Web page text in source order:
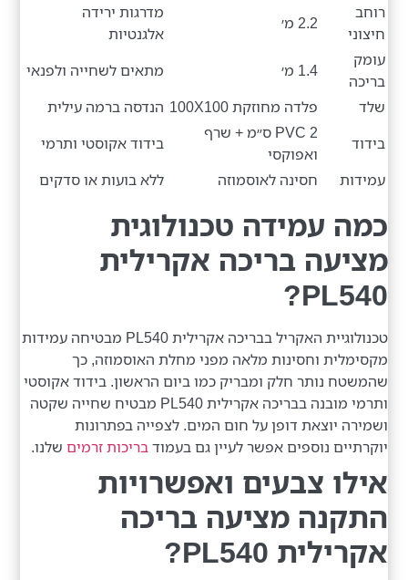
רוחב
חיצוני
2.2 מ׳
מדרגות ירידה
אלגנטיות
עומק
בריכה
1.4 מ׳
מתאים לשחייה ולפנאי
שלד
פלדה מחוזקת 100X100
הנדסה ברמה עילית
בידוד
PVC 2 ס״מ + שרף
ואפוקסי
בידוד אקוסטי ותרמי
עמידות
חסינה לאוסמוזה ללא בועות או סדקים
כמה עמידה טכנולוגית
מציעה בריכה אקרילית
PL540?
טכנולוגיית האקריל בבריכה אקרילית PL540 מבטיחה עמידות
מקסימלית וחסינות מלאה מפני מחלת האוסמוזה, כך
שהמשטח נותר חלק ומבריק כמו ביום הראשון. בידוד אקוסטי
ותרמי מובנה בבריכה אקרילית PL540 מבטיח שחייה שקטה
ושמירה יוצאת דופן על חום המים. לצפייה בפתרונות
יוקרתיים נוספים אפשר לעיין גם בעמודבריכות זרמים שלנו.
אילו צבעים ואפשרויות
התקנה מציעה בריכה
אקרילית PL540?